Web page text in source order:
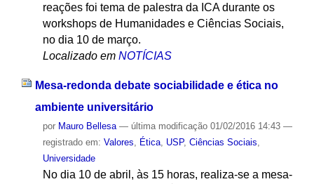
reações foi tema de palestra da ICA durante os
workshops de Humanidades e Ciências Sociais,
no dia 10 de março.
Localizado em NOTÍCIAS
Mesa-redonda debate sociabilidade e ética no
ambiente universitário
por Mauro Bellesa — última modificação01/02/2016 14:43 —
registrado em: Valores, Ética, USP, Ciências Sociais,
Universidade
No dia 10 de abril, às 15 horas, realiza-se a mesa-